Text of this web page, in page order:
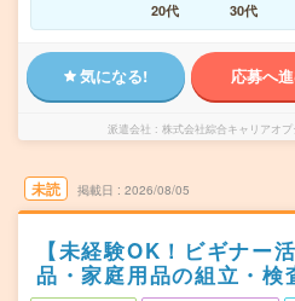
20代
30代
気になる! 応募へ
派遣会社 株式会社綜合キャリアオ
未読 掲載日 2026/08/05
【未経験OK！ビギナー
品・家庭用品の組立・検